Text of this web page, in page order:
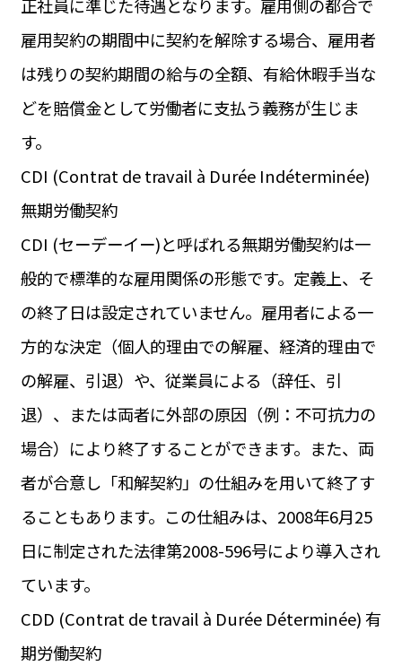
ビジネス・キャリア
フランス生活
TAG
タグ
#フランス郵便情報
#フランス交通機関
#求人
#カルカッソンヌ Carcassonne
#アルザス地方
#フランスの地方 #フロマージュ
#おでか
#歴史
#お菓子 #SDGs #アート #車生活
サイトポリシー
正社員に準じた待遇となります。雇用側の都合で
雇用契約の期間中に契約を解除する場合、雇用者
は残りの契約期間の給与の全額、有給休暇手当な
どを賠償金として労働者に支払う義務が生じま
す。
CDI (Contrat de travail à Durée Indéterminée)
無期労働契約
CDI (セーデーイー)と呼ばれる無期労働契約は一
般的で標準的な雇用関係の形態です。定義上、そ
の終了日は設定されていません。雇用者による一
方的な決定（個人的理由での解雇、経済的理由で
の解雇、引退）や、従業員による（辞任、引
退）、または両者に外部の原因（例：不可抗力の
場合）により終了することができます。また、両
者が合意し「和解契約」の仕組みを用いて終了す
ることもあります。この仕組みは、2008年6月25
日に制定された法律第2008-596号により導入され
ています。
CDD (Contrat de travail à Durée Déterminée) 有
期労働契約